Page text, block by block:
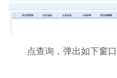
点查询，弹出如下窗口